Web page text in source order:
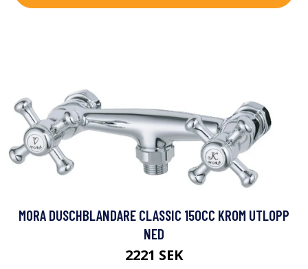
MORA DUSCHBLANDARE CLASSIC 150CC KROM UTLOPP
NED
2221 SEK